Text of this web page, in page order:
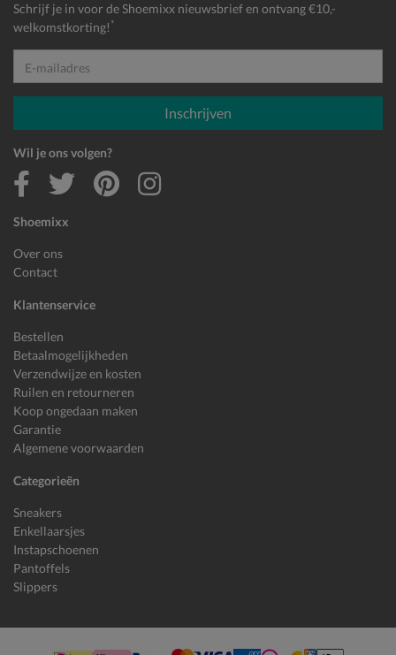
Shoemixx
Over ons
Contact
Klantenservice
Bestellen
Betaalmogelijkheden
Verzendwijze en kosten
Ruilen en retourneren
Koop ongedaan maken
Garantie
Algemene voorwaarden
Categorieën
Sneakers
Enkellaarsjes
Instapschoenen
Pantoffels
Slippers
Schrijf je in voor de Shoemixx nieuwsbrief en ontvang €10,-
welkomstkorting! *
E-mailadres
Inschrijven
Wil je ons volgen?